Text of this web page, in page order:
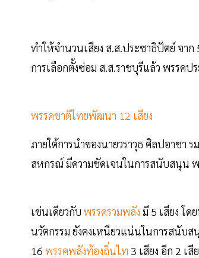
ทำให้จำนวนเสียง ส.ส.ประชาธิปัตย์ จา
การเลือกตั้งซ่อม ส.ส.ราชบุรีแล้ว พรรค
พรรคชาติไทยพัฒนา 12 เสียง
ภายใต้การนำของนายวราวุธ ศิลปอาชา
สหกรณ์ มีความชัดเจนในการสนับสนุน
เช่นเดียวกับ พรรครวมพลัง มี 5 เสียง โด
นวัตกรรม ยังคงเหนียวแน่นในการสนั
16 พรรคพลังท้องถิ่นไท 3 เสียง อีก 2 เ